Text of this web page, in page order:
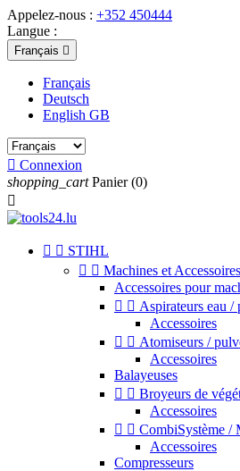
Appelez-nous : +352 450444
Langue :
Français 
Français
Deutsch
English GB
 Connexion
shopping_cart Panier (0)

  STIHL
  Machines et Accessoires
Accessoires pour
  Aspirateurs eau /
Accessoires
  Atomiseurs /
Accessoires
Balayeuses
  Broyeurs de
Accessoires
  CombiSystème /
Accessoires
Compresseurs